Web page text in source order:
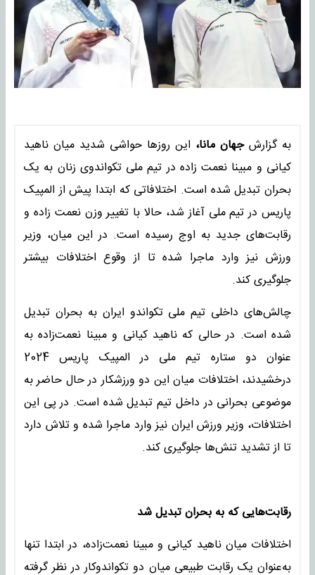
به گزارش جهان مانا، این روزها حواشی شدید میان ناهید
کیانی و مبینا نعمت‌ زاده در تیم ملی تکواندوی زنان به یک
بحران تبدیل شده است. اختلافاتی که ابتدا پیش از المپیک
پاریس در تیم ملی آغاز شد، حالا با تغییر وزن نعمت‌ زاده و
رقابت‌های جدید به اوج رسیده است. در این میان، وزیر
ورزش نیز وارد ماجرا شده تا از وقوع اختلافات بیشتر
جلوگیری کند.
چالش‌های داخلی تیم ملی تکواندو ایران به بحران تبدیل
شده است. در حالی که ناهید کیانی و مبینا نعمت‌زاده به
عنوان دو ستاره تیم ملی در المپیک پاریس 2024
درخشیدند، اختلافات میان این دو ورزشکار در حال حاضر به
موضوعی بحرانی در داخل تیم تبدیل شده است. در پی این
اختلافات، وزیر ورزش ایران نیز وارد ماجرا شده و تلاش دارد
تا از تشدید تنش‌ها جلوگیری کند.
رقابت‌هایی که به بحران تبدیل شد
اختلافات میان ناهید کیانی و مبینا نعمت‌زاده، در ابتدا تنها
به‌عنوان یک رقابت طبیعی میان دو تکواندوکار در نظر گرفته